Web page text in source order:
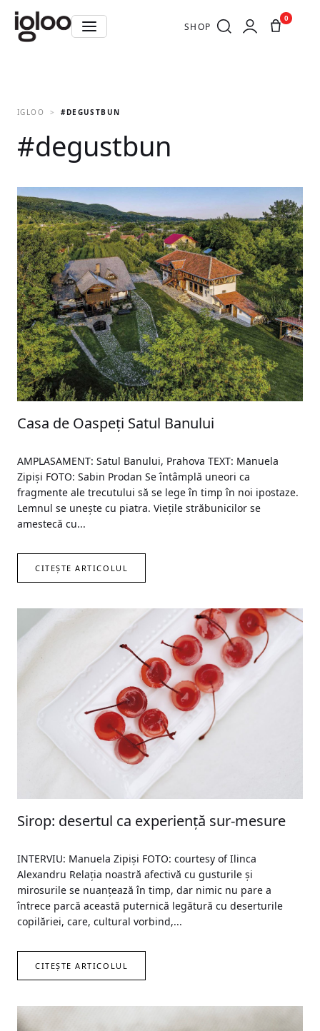
SHOP
0
IGLOO #DEGUSTBUN
#degustbun
Casa de Oaspeți Satul Banului
AMPLASAMENT: Satul Banului, Prahova TEXT: Manuela
Zipiși FOTO: Sabin Prodan Se întâmplă uneori ca
fragmente ale trecutului să se lege în timp în noi ipostaze.
Lemnul se unește cu piatra. Viețile străbunicilor se
amestecă cu...
CITEȘTE ARTICOLUL
Sirop: desertul ca experiență sur-mesure
INTERVIU: Manuela Zipiși FOTO: courtesy of Ilinca
Alexandru Relația noastră afectivă cu gusturile și
mirosurile se nuanțează în timp, dar nimic nu pare a
întrece parcă această puternică legătură cu deserturile
copilăriei, care, cultural vorbind,...
CITEȘTE ARTICOLUL